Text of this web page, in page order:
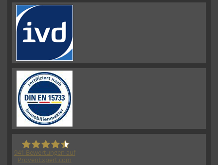
941 Bewertungen auf
ProvenExpert.com